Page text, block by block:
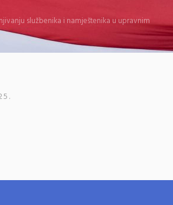
službenika i namještenika u upravnim